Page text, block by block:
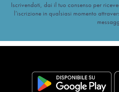
Iscrivendoti, dai il tuo consenso per
l’iscrizione in qualsiasi momento